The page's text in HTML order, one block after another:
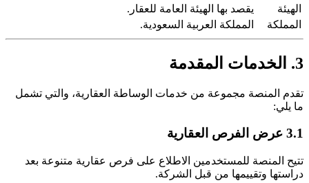
الهيئة
يقصد بها الهيئة العامة للعقار.
المملكة
المملكة العربية السعودية.
3. الخدمات المقدمة
تقدم المنصة مجموعة من خدمات الوساطة العقارية، والتي تشمل
ما يلي:
3.1 عرض الفرص العقارية
تتيح المنصة للمستخدمين الاطلاع على فرص عقارية متنوعة بعد
دراستها وتقييمها من قبل الشركة.